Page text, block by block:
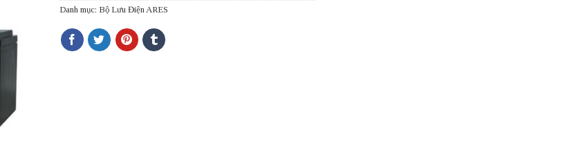
Danh mục: Bộ Lưu Điện ARES